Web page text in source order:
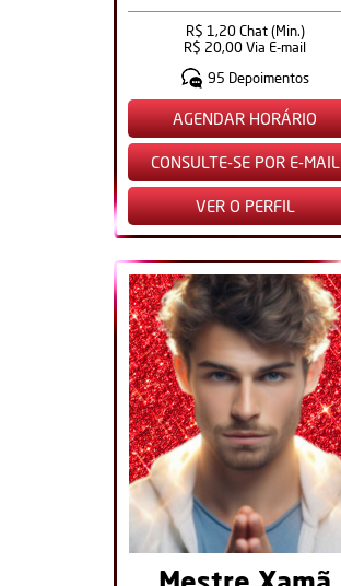
R$ 1,20 Chat (Min.)
R$ 20,00 Via E-mail
95 Depoimentos
AGENDAR HORÁRIO
CONSULTE-SE POR E-MAIL
VER O PERFIL